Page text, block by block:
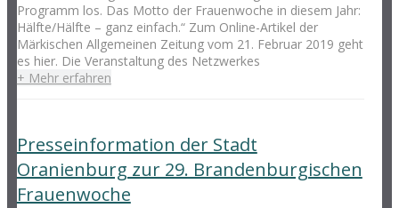
Programm los. Das Motto der Frauenwoche in diesem Jahr:
Hälfte/Hälfte – ganz einfach.“ Zum Online-Artikel der
Märkischen Allgemeinen Zeitung vom 21. Februar 2019 geht
es hier. Die Veranstaltung des Netzwerkes
+ Mehr erfahren
Presseinformation der Stadt
Oranienburg zur 29. Brandenburgischen
Frauenwoche